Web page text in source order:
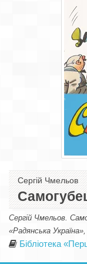
Сергій Чмельов
Сергій Чмельов.
«Радянська
Бібліотека